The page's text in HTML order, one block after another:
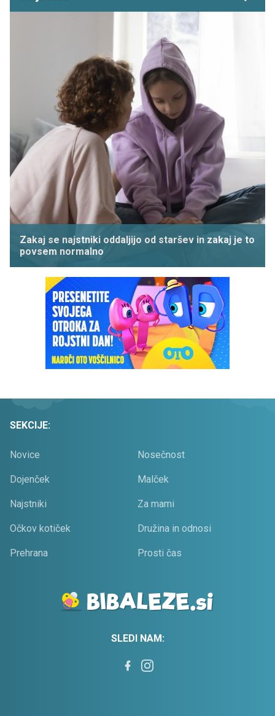
Zakaj se najstniki oddaljijo od staršev in zakaj je to
povsem normalno
SEKCIJE:
Novice Nosečnost
Dojenček Malček
Najstniki Za mami
Očkov kotiček Družina in odnosi
Prehrana Prosti čas
SLEDI NAM: